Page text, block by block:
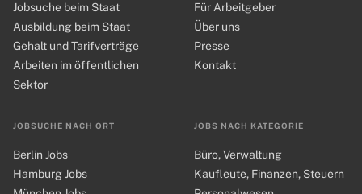
Jobsuche beim Staat
Ausbildung beim Staat
Gehalt und Tarifverträge
Arbeiten im öffentlichen
Sektor
JOBSUCHE NACH ORT
Berlin Jobs
Hamburg Jobs
JOBS NACH KATEGORIE
Büro, Verwaltung
Kaufleute, Finanzen, Steuern
Für Arbeitgeber
Über uns
Presse
Kontakt